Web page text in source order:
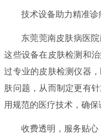
技术设备助力精准诊
东莞莞南皮肤病医
这些设备在皮肤检测和
过专业的皮肤检测仪器
肤问题，从而制定更有
用规范的医疗技术，确保
收费透明，服务贴心